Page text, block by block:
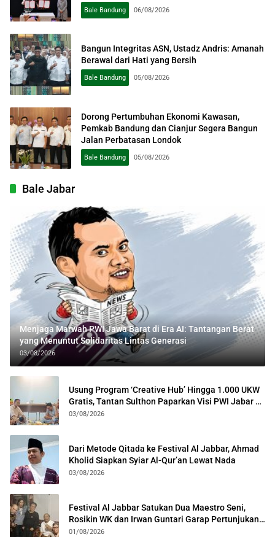
Bale Bandung 06/08/2026
Bangun Integritas ASN, Ustadz Andris: Amanah
Berawal dari Hati yang Bersih
Bale Bandung 05/08/2026
Dorong Pertumbuhan Ekonomi Kawasan,
Pemkab Bandung dan Cianjur Segera Bangun
Jalan Perbatasan Londok
Bale Bandung 05/08/2026
Bale Jabar
Menjaga Marwah PWI Jawa Barat di Era AI: Tantangan Berat
yang Menuntut Solidaritas Lintas Generasi
03/08/2026
Usung Program ‘Creative Hub’ Hingga 1.000 UKW
Gratis, Tantan Sulthon Paparkan Visi PWI Jabar di
Kota Bogor
03/08/2026
Dari Metode Qitada ke Festival Al Jabbar, Ahmad
Kholid Siapkan Syiar Al-Qur’an Lewat Nada
03/08/2026
Festival Al Jabbar Satukan Dua Maestro Seni,
Rosikin WK dan Irwan Guntari Garap Pertunjukan
Kolosal
01/08/2026